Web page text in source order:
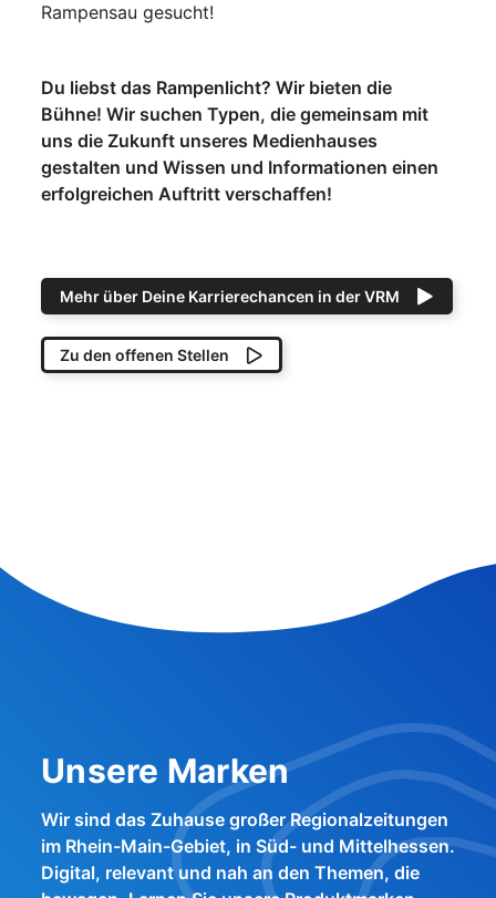
Rampensau gesucht!
Du liebst das Rampenlicht? Wir bieten die
Bühne! Wir suchen Typen, die gemeinsam mit
uns die Zukunft unseres Medienhauses
gestalten und Wissen und Informationen einen
erfolgreichen Auftritt verschaffen!
Mehr über Deine Karrierechancen in der VRM
Zu den offenen Stellen
Unsere Marken
Wir sind das Zuhause großer Regionalzeitungen
im Rhein-Main-Gebiet, in Süd- und Mittelhessen.
Digital, relevant und nah an den Themen, die